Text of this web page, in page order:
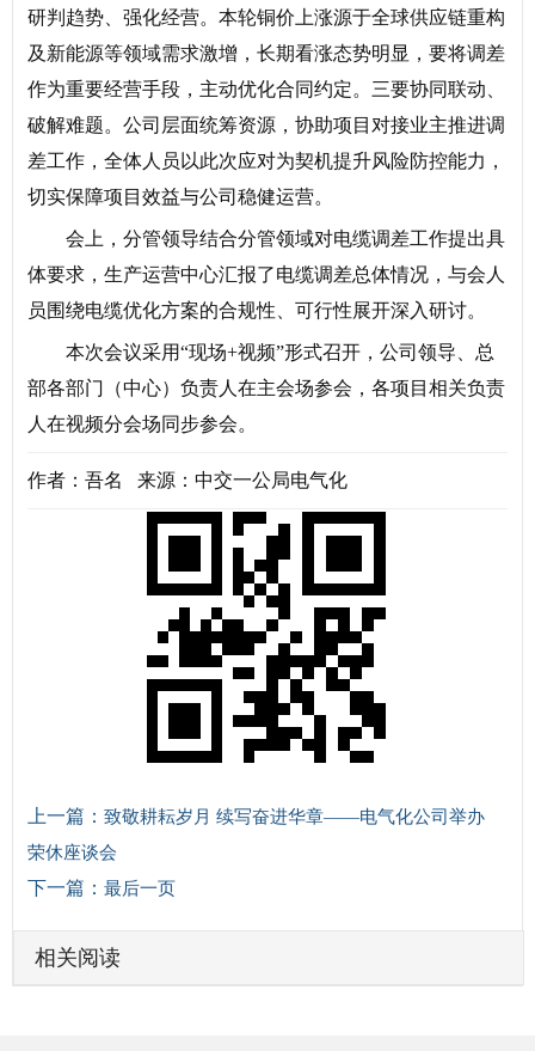
研判趋势、强化经营。本轮铜价上涨源于全球供应链重构
及新能源等领域需求激增，长期看涨态势明显，要将调差
作为重要经营手段，主动优化合同约定。三要协同联动、
破解难题。公司层面统筹资源，协助项目对接业主推进调
差工作，全体人员以此次应对为契机提升风险防控能力，
切实保障项目效益与公司稳健运营。
会上，分管领导结合分管领域对电缆调差工作提出具
体要求，生产运营中心汇报了电缆调差总体情况，与会人
员围绕电缆优化方案的合规性、可行性展开深入研讨。
本次会议采用“现场+视频”形式召开，公司领导、总
部各部门（中心）负责人在主会场参会，各项目相关负责
人在视频分会场同步参会。
作者：吾名 来源：中交一公局电气化
上一篇： 致敬耕耘岁月 续写奋进华章——电气化公司举办
荣休座谈会
下一篇： 最后一页
相关阅读